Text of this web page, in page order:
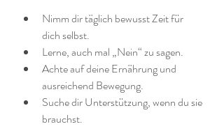
Nimm dir täglich bewusst Zeit für
dich selbst.
Lerne, auch mal „Nein“ zu sagen.
Achte auf deine Ernährung und
ausreichend Bewegung.
Suche dir Unterstützung, wenn du sie
brauchst.